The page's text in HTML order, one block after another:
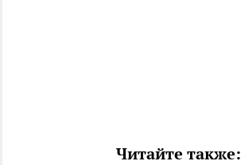
Читайте также: